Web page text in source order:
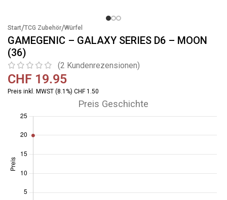
Start/TCG Zubehör/Würfel
GAMEGENIC – GALAXY SERIES D6 – MOON
(36)
(2 Kundenrezensionen)
CHF 19.95
Preis inkl. MWST (8.1%) CHF 1.50
Preis Geschichte